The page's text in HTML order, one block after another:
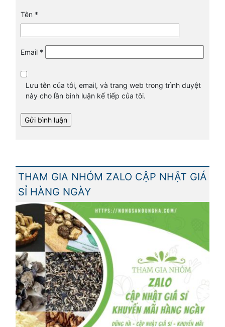
Tên *
Email *
Lưu tên của tôi, email, và trang web trong trình duyệt
này cho lần bình luận kế tiếp của tôi.
THAM GIA NHÓM ZALO CẬP NHẬT GIÁ
SỈ HÀNG NGÀY